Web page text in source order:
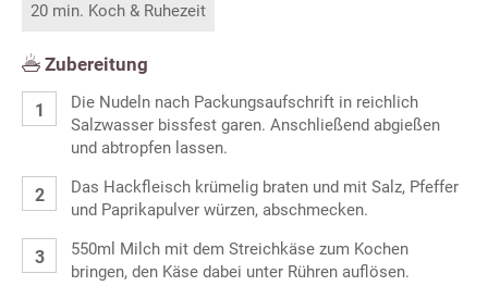
20 min. Koch & Ruhezeit
Zubereitung
Die Nudeln nach Packungsaufschrift in reichlich
Salzwasser bissfest garen. Anschließend abgießen
und abtropfen lassen.
Das Hackfleisch krümelig braten und mit Salz, Pfeffer
und Paprikapulver würzen, abschmecken.
550ml Milch mit dem Streichkäse zum Kochen
bringen, den Käse dabei unter Rühren auflösen.